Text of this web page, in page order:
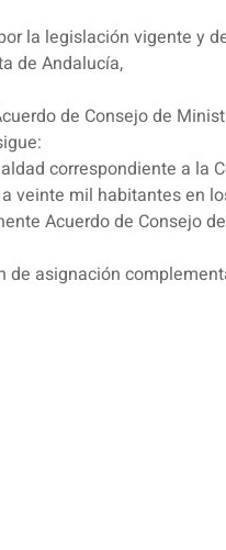
la legislación vigente y
de Andalucía,
de Consejo de
correspondiente a la
veinte mil habitantes en
Acuerdo de Consejo
de asignación